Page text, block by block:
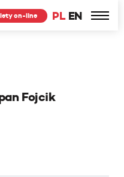
PL EN
on-line
Fojcik